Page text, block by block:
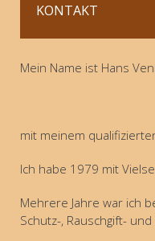
KONTAKT
Mein Name ist Hans
mit meinem
Ich habe 1979 mit
Mehrere Jahre war ich
Schutz-, Rauschgift-